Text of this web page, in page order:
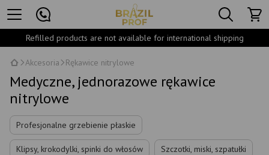
Refilled products are not available for international shipping
Akcesoria Rękawice nitrylowe
Medyczne, jednorazowe rękawice
nitrylowe
Profesjonalne grzebienie płaskie
Klipsy, krokodylki, spinki do włosów Szczotki, miski, szpatułki